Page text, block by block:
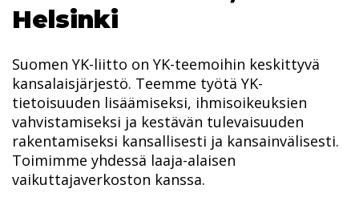
Helsinki
Suomen YK-liitto on YK-teemoihin keskittyvä
kansalaisjärjestö. Teemme työtä YK-
tietoisuuden lisäämiseksi, ihmisoikeuksien
vahvistamiseksi ja kestävän tulevaisuuden
rakentamiseksi kansallisesti ja kansainvälisesti.
Toimimme yhdessä laaja-alaisen
vaikuttajaverkoston kanssa.